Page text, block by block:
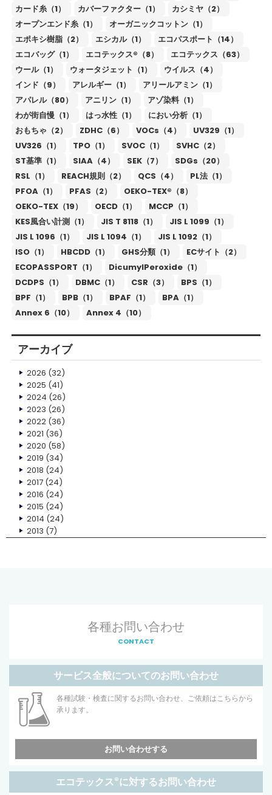
カード糸（1）
カバーファクター（1）
カシミヤ（2）
オープンエンド糸（1）
オーガニックコットン（1）
エポキシ樹脂（2）
エシカル（1）
エコパスポート（14）
エコバッグ（1）
エコテックス®（8）
エコテックス（63）
ウール（1）
ウォータジェット（1）
ウイルス（4）
インド（9）
アレルギー（1）
アリールアミン（1）
アパレル（80）
アニリン（1）
アゾ染料（1）
わが街自慢（1）
はっ水性（1）
におい分析（1）
おもちゃ（2）
ZDHC（6） VOCs（4）
UV329（1）
UV326（1）
TPO（1） SVOC（1）
SVHC（2）
ST基準（1）
SIAA（4） SEK（7）
SDGs（20）
RSL（1）
REACH規則（2） QCS（4）
PL法（1）
PFOA（1）
PFAS（2）
OEKO-TEX®（8）
OEKO-TEX（19）
OECD（1）
MCCP（1）
KES風合い計測（1）
JIS T 8118（1）
JIS L 1099（1）
JIS L 1096（1）
JIS L 1094（1）
JIS L 1092（1）
ISO（1）
HBCDD（1） GHS分類（1）
ECサイト（2）
ECOPASSPORT（1）
DicumylPeroxide（1）
DCDPS（1）
DBMC（1） CSR（3）
BPS（1）
BPF（1）
BPB（1） BPAF（1）
BPA（1）
Annex 6（10）
Annex 4（10）
アーカイブ
2026 (32)
2025 (41)
2024 (26)
2023 (26)
2022(36)
2021 (36)
2020 (58)
2019 (34)
2018 (24)
2017(24)
2016 (24)
2015 (24)
2014 (24)
2013 (7)
各種お問い合わせ
CONTACT
サービス全般についてのお問い合わせ
各種試験・検査に関するお問い合わせ、ご依頼はこちらから
承ります。
お問い合わせする
エコテックス®に対するお問い合わせ